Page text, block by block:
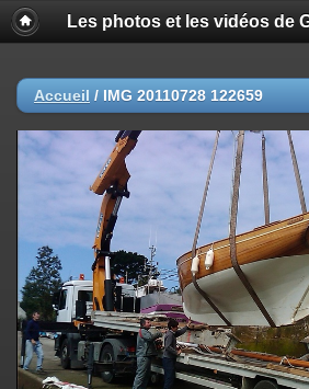
Les photos et les vidéos de
Accueil / IMG 20110728 122659